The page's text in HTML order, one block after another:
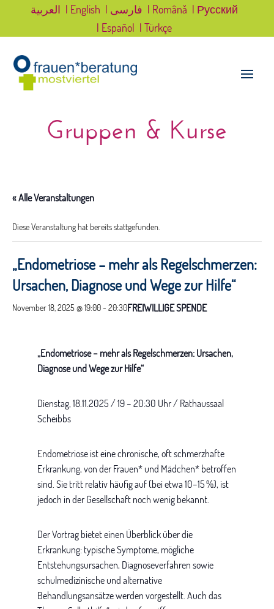
العربية | English | فارسی | Română | Русский
| Español | Türkçe
Gruppen & Kurse
« Alle Veranstaltungen
Diese Veranstaltung hat bereits stattgefunden.
„Endometriose – mehr als Regelschmerzen:
Ursachen, Diagnose und Wege zur Hilfe“
November 18, 2025 @ 19:00- 20:30FREIWILLIGE SPENDE
„Endometriose – mehr als Regelschmerzen: Ursachen,
Diagnose und Wege zur Hilfe“
Dienstag, 18.11.2025 / 19 – 20:30 Uhr / Rathaussaal
Scheibbs
Endometriose ist eine chronische, oft schmerzhafte
Erkrankung, von der Frauen* und Mädchen* betroffen
sind. Sie tritt relativ häufig auf (bei etwa 10–15 %), ist
jedoch in der Gesellschaft noch wenig bekannt.
Der Vortrag bietet einen Überblick über die
Erkrankung: typische Symptome, mögliche
Entstehungsursachen, Diagnoseverfahren sowie
schulmedizinische und alternative
Behandlungsansätze werden vorgestellt. Auch das